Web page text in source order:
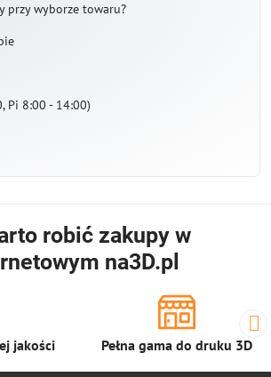
przy wyborze towaru?
Pi 8:00 - 14:00)
robić zakupy w
na3D.pl
jakości Pełna gama do druku 3D